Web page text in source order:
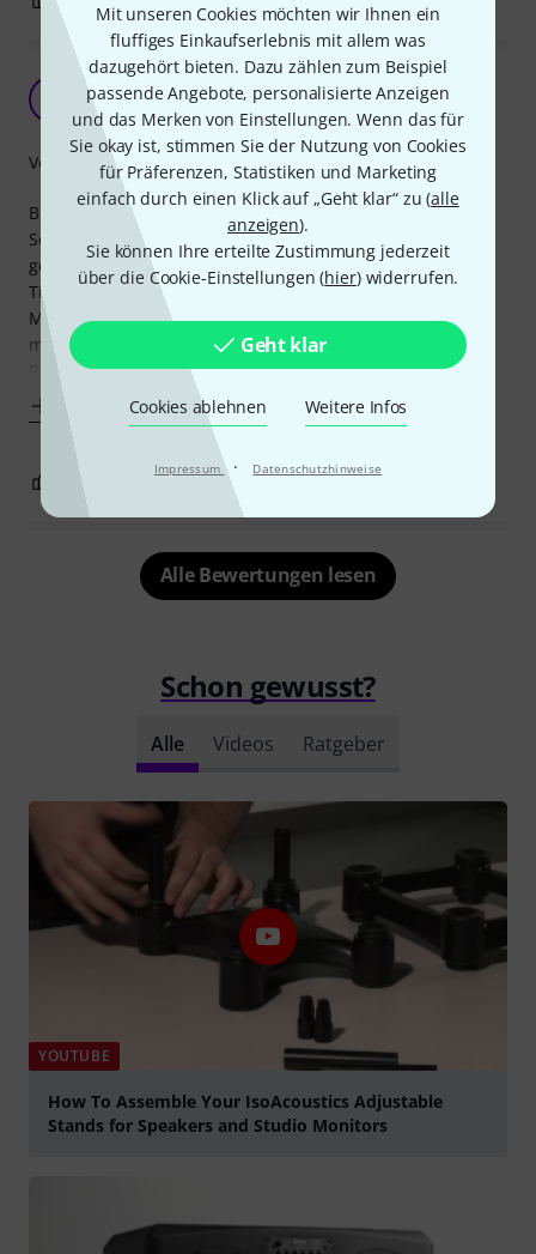
Mit unseren Cookies möchten wir Ihnen ein
fluffiges Einkaufserlebnis mit allem was
dazugehört bieten. Dazu zählen zum Beispiel
passende Angebote, personalisierte Anzeigen
und das Merken von Einstellungen. Wenn das für
Sie okay ist, stimmen Sie der Nutzung von Cookies
für Präferenzen, Statistiken und Marketing
einfach durch einen Klick auf „Geht klar“ zu (alle
anzeigen).
Sie können Ihre erteilte Zustimmung jederzeit
über die Cookie-Einstellungen (hier) widerrufen.
Geht klar
Cookies ablehnen Weitere Infos
Impressum · Datenschutzhinweise
Iso Acoustics Entkopplungs-Stative
Sahnesound 08.06.2022
Bisher hatte ich meine Yamaha HS8 direkt auf dem
Schreibtisch stehen. Dies hat merkliche Artefakte mit sich
gebracht, da durch die kraftschlüssige Ankopplung die
Tischplatte in Schwingung versetzt wurde, immer wenn
Musik gespielt hat. Die Folge waren ein eher träger,
maskierter Bassbereich und eine starke Überbetonung der
Region um 160Hz. Für ein sauberes Arbeiten und
Mehr anzeigen
Verarbeitung
BEWERTUNG MELDEN
Alle Bewertungen lesen
Schon gewusst?
Alle Videos Ratgeber
YOUTUBE
How To Assemble Your IsoAcoustics Adjustable
Stands for Speakers and Studio Monitors